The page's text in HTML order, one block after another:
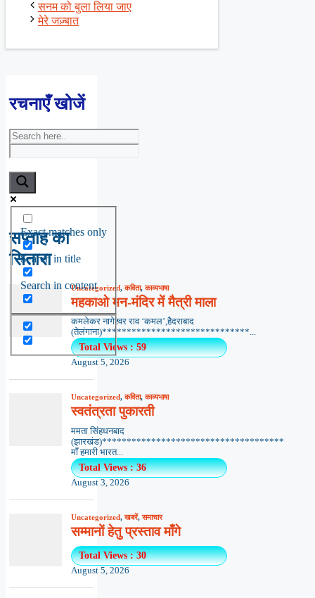
सनम को बुला लिया जाए
मेरे जज़्बात
रचनाएँ खोजें
Exact matches only
Search in title
Search in content
सप्ताह का
सितारा